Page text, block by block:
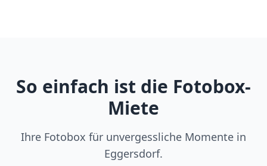
So einfach ist die Fotobox-
Miete
Ihre Fotobox für unvergessliche Momente in
Eggersdorf.